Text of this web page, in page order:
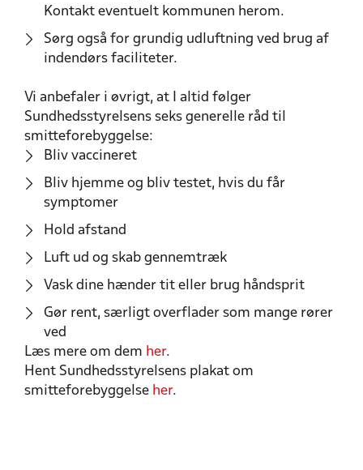
Kontakt eventuelt kommunen herom.
Sørg også for grundig udluftning ved brug af
indendørs faciliteter.
Vi anbefaler i øvrigt, at I altid følger
Sundhedsstyrelsens seks generelle råd til
smitteforebyggelse:
Bliv vaccineret
Bliv hjemme og bliv testet, hvis du får
symptomer
Hold afstand
Luft ud og skab gennemtræk
Vask dine hænder tit eller brug håndsprit
Gør rent, særligt overflader som mange rører
ved
Læs mere om dem her.
Hent Sundhedsstyrelsens plakat om
smitteforebyggelse her.